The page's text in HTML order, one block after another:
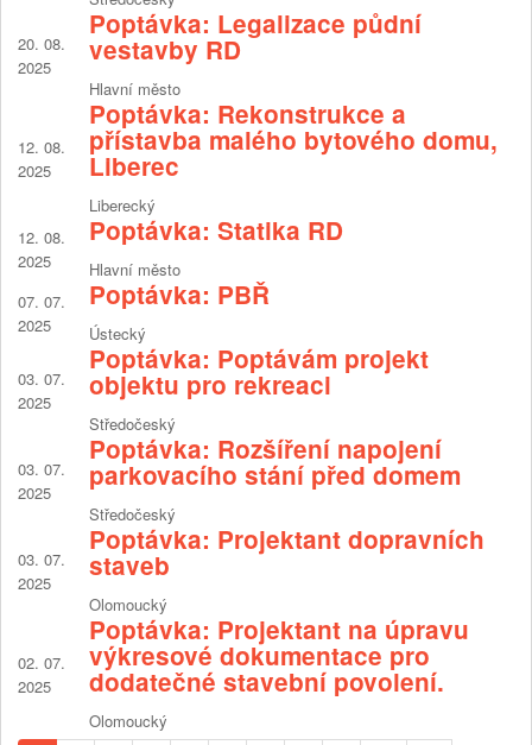
20. 08.
2025
Poptávka: Legalizace půdní
vestavby RD
Hlavní město
12. 08.
2025
Poptávka: Rekonstrukce a
přístavba malého bytového domu,
Liberec
Liberecký
12. 08.
2025
Poptávka: Statika RD
Hlavní město
07. 07.
2025
Poptávka: PBŘ
Ústecký
03. 07.
2025
Poptávka: Poptávám projekt
objektu pro rekreaci
Středočeský
03. 07.
2025
Poptávka: Rozšíření napojení
parkovacího stání před domem
Středočeský
03. 07.
2025
Poptávka: Projektant dopravních
staveb
Olomoucký
02. 07.
2025
Poptávka: Projektant na úpravu
výkresové dokumentace pro
dodatečné stavební povolení.
Olomoucký